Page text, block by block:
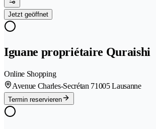
Jetzt geöffnet
Iguane propriétaire Quraishi
Online Shopping
Avenue Charles-Secrétan 71005 Lausanne
Termin reservieren